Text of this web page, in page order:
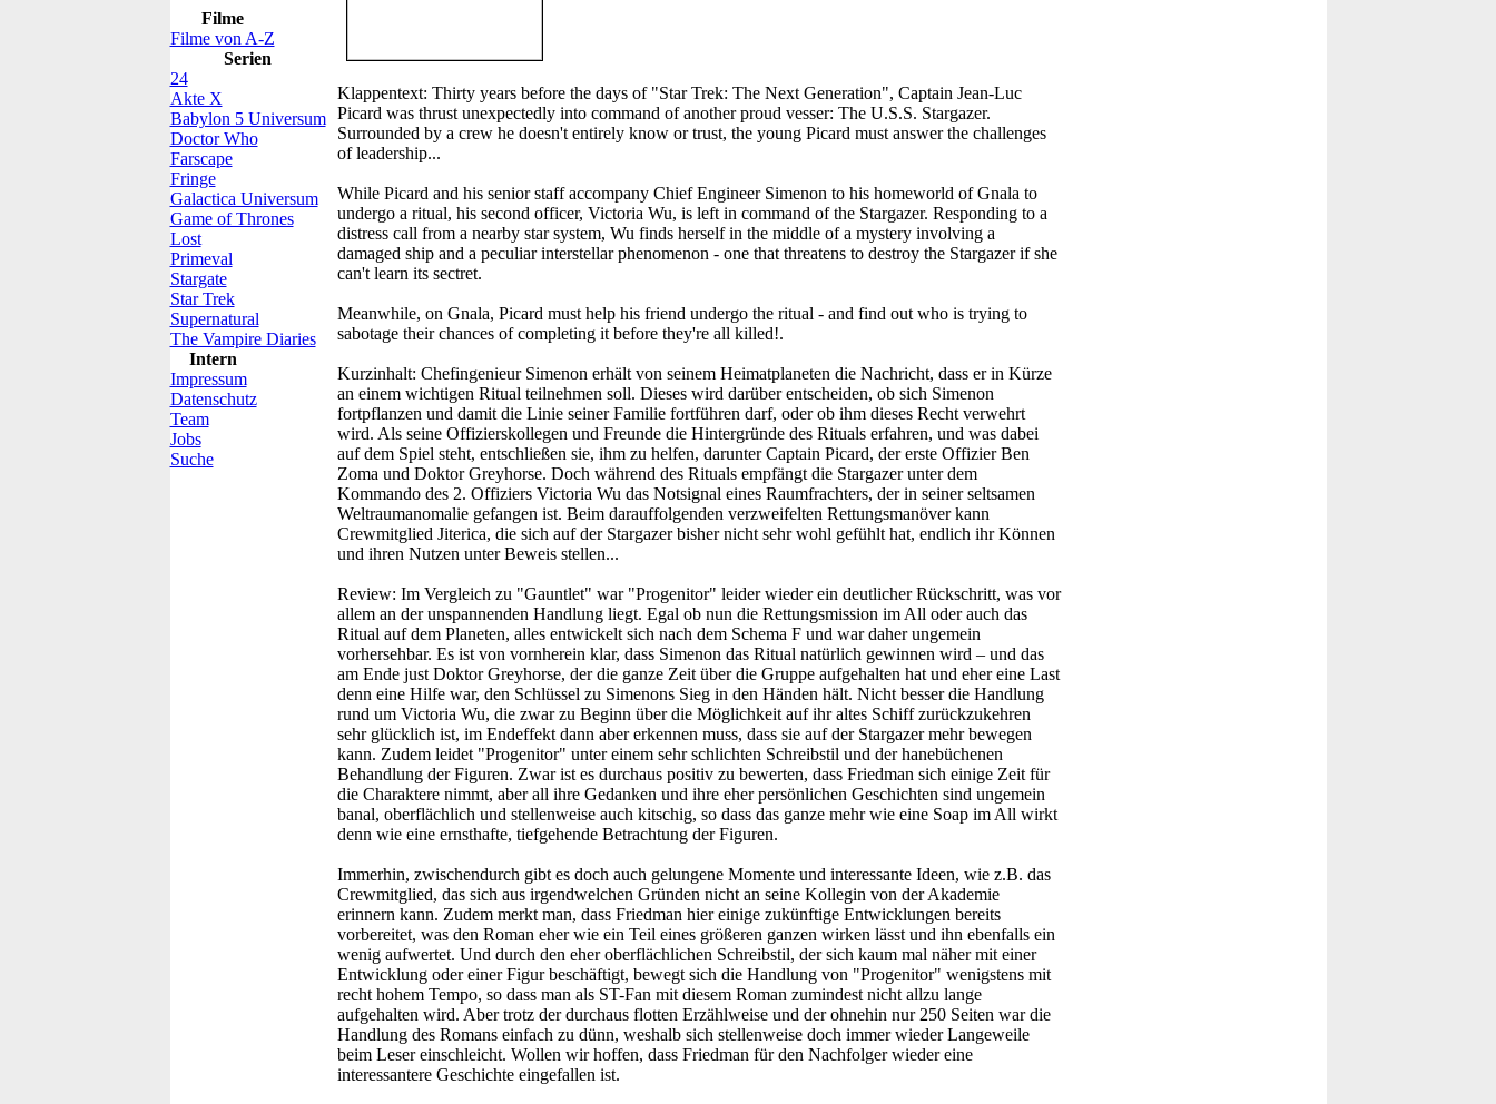
Filme
Filme von A-Z
Serien
24
Akte X
Babylon 5 Universum
Doctor Who
Farscape
Fringe
Galactica Universum
Game of Thrones
Lost
Primeval
Stargate
Star Trek
Supernatural
The Vampire Diaries
Intern
Impressum
Datenschutz
Team
Jobs
Suche
Klappentext: Thirty years before the days of "Star Trek: The Next Generation", Captain Jean-Luc
Picard was thrust unexpectedly into command of another proud vesser: The U.S.S. Stargazer.
Surrounded by a crew he doesn't entirely know or trust, the young Picard must answer the challenges
of leadership...
While Picard and his senior staff accompany Chief Engineer Simenon to his homeworld of Gnala to
undergo a ritual, his second officer, Victoria Wu, is left in command of the Stargazer. Responding to a
distress call from a nearby star system, Wu finds herself in the middle of a mystery involving a
damaged ship and a peculiar interstellar phenomenon - one that threatens to destroy the Stargazer if she
can't learn its sectret.
Meanwhile, on Gnala, Picard must help his friend undergo the ritual - and find out who is trying to
sabotage their chances of completing it before they're all killed!.
Kurzinhalt: Chefingenieur Simenon erhält von seinem Heimatplaneten die Nachricht, dass er in Kürze
an einem wichtigen Ritual teilnehmen soll. Dieses wird darüber entscheiden, ob sich Simenon
fortpflanzen und damit die Linie seiner Familie fortführen darf, oder ob ihm dieses Recht verwehrt
wird. Als seine Offizierskollegen und Freunde die Hintergründe des Rituals erfahren, und was dabei
auf dem Spiel steht, entschließen sie, ihm zu helfen, darunter Captain Picard, der erste Offizier Ben
Zoma und Doktor Greyhorse. Doch während des Rituals empfängt die Stargazer unter dem
Kommando des 2. Offiziers Victoria Wu das Notsignal eines Raumfrachters, der in seiner seltsamen
Weltraumanomalie gefangen ist. Beim darauffolgenden verzweifelten Rettungsmanöver kann
Crewmitglied Jiterica, die sich auf der Stargazer bisher nicht sehr wohl gefühlt hat, endlich ihr Können
und ihren Nutzen unter Beweis stellen...
Review: Im Vergleich zu "Gauntlet" war "Progenitor" leider wieder ein deutlicher Rückschritt, was vor
allem an der unspannenden Handlung liegt. Egal ob nun die Rettungsmission im All oder auch das
Ritual auf dem Planeten, alles entwickelt sich nach dem Schema F und war daher ungemein
vorhersehbar. Es ist von vornherein klar, dass Simenon das Ritual natürlich gewinnen wird – und das
am Ende just Doktor Greyhorse, der die ganze Zeit über die Gruppe aufgehalten hat und eher eine Last
denn eine Hilfe war, den Schlüssel zu Simenons Sieg in den Händen hält. Nicht besser die Handlung
rund um Victoria Wu, die zwar zu Beginn über die Möglichkeit auf ihr altes Schiff zurückzukehren
sehr glücklich ist, im Endeffekt dann aber erkennen muss, dass sie auf der Stargazer mehr bewegen
kann. Zudem leidet "Progenitor" unter einem sehr schlichten Schreibstil und der hanebüchenen
Behandlung der Figuren. Zwar ist es durchaus positiv zu bewerten, dass Friedman sich einige Zeit für
die Charaktere nimmt, aber all ihre Gedanken und ihre eher persönlichen Geschichten sind ungemein
banal, oberflächlich und stellenweise auch kitschig, so dass das ganze mehr wie eine Soap im All wirkt
denn wie eine ernsthafte, tiefgehende Betrachtung der Figuren.
Immerhin, zwischendurch gibt es doch auch gelungene Momente und interessante Ideen, wie z.B. das
Crewmitglied, das sich aus irgendwelchen Gründen nicht an seine Kollegin von der Akademie
erinnern kann. Zudem merkt man, dass Friedman hier einige zukünftige Entwicklungen bereits
vorbereitet, was den Roman eher wie ein Teil eines größeren ganzen wirken lässt und ihn ebenfalls ein
wenig aufwertet. Und durch den eher oberflächlichen Schreibstil, der sich kaum mal näher mit einer
Entwicklung oder einer Figur beschäftigt, bewegt sich die Handlung von "Progenitor" wenigstens mit
recht hohem Tempo, so dass man als ST-Fan mit diesem Roman zumindest nicht allzu lange
aufgehalten wird. Aber trotz der durchaus flotten Erzählweise und der ohnehin nur 250 Seiten war die
Handlung des Romans einfach zu dünn, weshalb sich stellenweise doch immer wieder Langeweile
beim Leser einschleicht. Wollen wir hoffen, dass Friedman für den Nachfolger wieder eine
interessantere Geschichte eingefallen ist.